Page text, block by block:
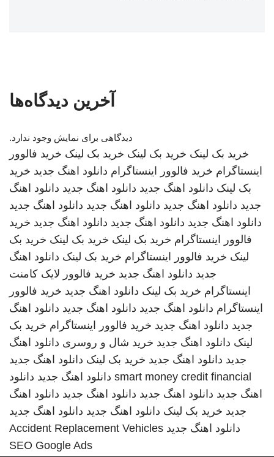
آخرین دیدگاه‌ها
دیدگاهی برای نمایش وجود ندارد.
خرید بک لینک خرید بک لینک خرید بک لینک خرید فالوور
اینستاگرام خرید فالوور اینستاگرام دانلود اهنگ جدید خرید
بک لینک دانلود اهنگ جدید دانلود اهنگ جدید دانلود اهنگ
جدید دانلود اهنگ جدید دانلود اهنگ جدید دانلود اهنگ جدید
دانلود اهنگ جدید دانلود اهنگ جدید دانلود اهنگ جدید خرید
فالوور اینستاگرام خرید بک لینک خرید بک لینک خرید بک
لینک خرید فالوور اینستاگرام خرید بک لینک دانلود اهنگ
جدید دانلود اهنگ جدید خرید فالوور لایک کامنت
اینستاگرام خرید بک لینک دانلود اهنگ جدید خرید فالوور
اینستاگرام دانلود اهنگ جدید دانلود اهنگ جدید دانلود اهنگ
جدید دانلود اهنگ جدید خرید فالوور اینستاگرام خرید بک
لینک دانلود اهنگ جدید خرید شال و روسری دانلود اهنگ
جدید دانلود اهنگ جدید خرید بک لینک دانلود اهنگ جدید
smart money credit financial دانلود اهنگ جدید دانلود
اهنگ جدید دانلود اهنگ جدید دانلود اهنگ جدید دانلود اهنگ
جدید خرید بک لینک دانلود اهنگ جدید دانلود اهنگ جدید
دانلود اهنگ جدید Accident Replacement Vehicles
SEO Google Ads